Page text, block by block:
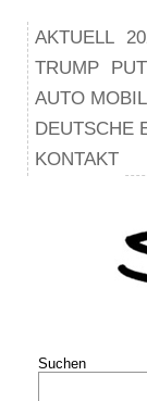
AKTUELL
TRUMP
AUTO
DEUTSCHE
KONTAKT
Suchen